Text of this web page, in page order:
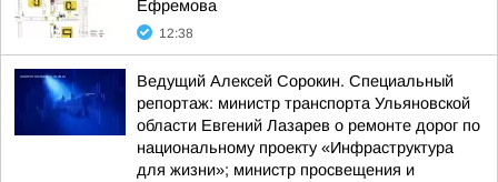
Ефремова
12:38
Ведущий Алексей Сорокин. Специальный
репортаж: министр транспорта Ульяновской
области Евгений Лазарев о ремонте дорог по
национальному проекту «Инфраструктура
для жизни»; министр просвещения и